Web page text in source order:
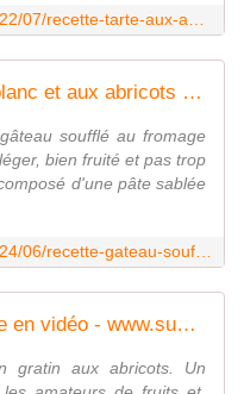
Gâteau soufflé au fromage blanc et aux abricots - www.sucreetepices.com
soufflé au fromage
bien fruité et pas trop
d'une pâte sablée
Gratin aux abricots - Recette en vidéo - www.sucreetepices.com
gratin aux abricots. Un